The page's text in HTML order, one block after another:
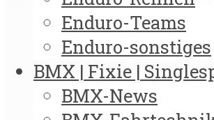
Enduro-Teams
Enduro-sonstiges
BMX | Fixie |
BMX-News